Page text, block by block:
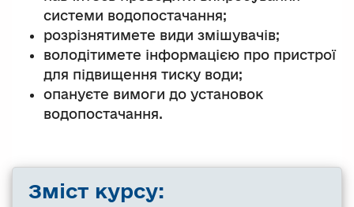
системи водопостачання;
розрізнятимете види змішувачів;
володітимете інформацією про пристрої
для підвищення тиску води;
опануєте вимоги до установок
водопостачання.
Зміст курсу: